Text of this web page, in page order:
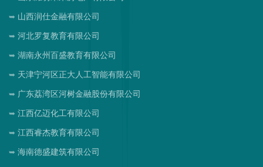
山西润仕金融有限公司
河北罗复教育有限公司
湖南永州百盛教育有限公司
天津宁河区正大人工智能有限公司
广东荔湾区河树金融股份有限公司
江西亿迈化工有限公司
江西睿杰教育有限公司
海南德盛建筑有限公司